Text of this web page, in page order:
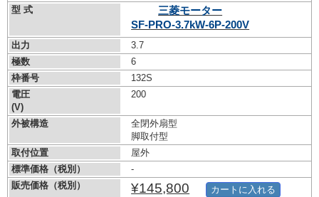
型 式
三菱モーター
SF-PRO-3.7kW-6P-200V
出力
3.7
極数
6
枠番号
132S
電圧
(V)
200
外被構造
全閉外扇型
脚取付型
取付位置
屋外
標準価格（税別）
-
販売価格（税別）
¥145,800 カートに入れる